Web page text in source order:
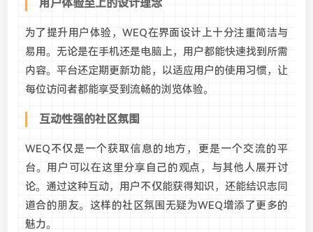
用户体验至上的设计理念
为了提升用户体验，WEQ在界面设计上十分注重简洁与
易用。无论是在手机还是电脑上，用户都能快速找到所需
内容。平台还定期更新功能，以适应用户的使用习惯，让
每位访问者都能享受到流畅的浏览体验。
互动性强的社区氛围
WEQ不仅是一个获取信息的地方，更是一个交流的平
台。用户可以在这里分享自己的观点，与其他人展开讨
论。通过这种互动，用户不仅能获得知识，还能结识志同
道合的朋友。这样的社区氛围无疑为WEQ增添了更多的
魅力。